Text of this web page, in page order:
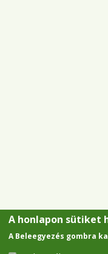
A honlapon sütiket
A Beleegyezés gombra